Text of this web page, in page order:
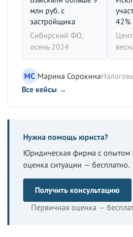
млн руб. с
застройщика
Сибирский ФО,
осень 2024
МС Марина Сорокина
Все кейсы →
Нужна помощь юриста?
Юридическая фирма с опытом
оценка ситуации — бесплатно.
Получить консультацию
Первичная оценка —